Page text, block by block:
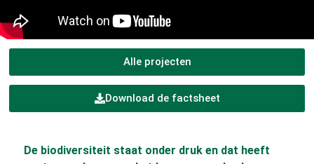
Alle projecten
Download de factsheet
De biodiversiteit staat onder druk en dat heeft